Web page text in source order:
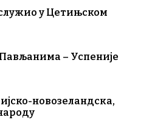
у Цетињском
– Успеније
новозеландска,